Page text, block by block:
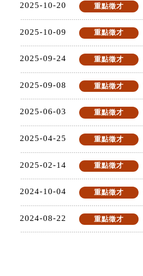
2025-10-20 重點徵才
2025-10-09 重點徵才
2025-09-24 重點徵才
2025-09-08 重點徵才
2025-06-03 重點徵才
2025-04-25 重點徵才
2025-02-14 重點徵才
2024-10-04 重點徵才
2024-08-22 重點徵才